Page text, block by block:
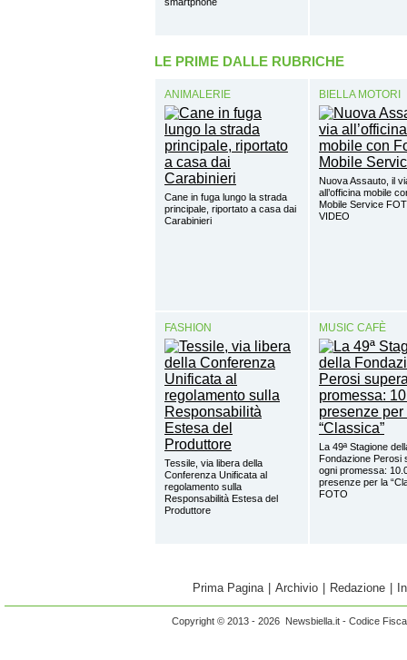
LE PRIME DALLE RUBRICHE
ANIMALERIE
Cane in fuga lungo la strada
principale, riportato a casa dai
Carabinieri
BIELLA MOTORI
Nuova Assauto, il
all’officina mobile
Mobile Service
VIDEO
FASHION
Tessile, via libera della
Conferenza Unificata al
regolamento sulla
Responsabilità Estesa del
Produttore
MUSIC CAFÈ
La 49ª Stagione
Fondazione Perosi
ogni promessa:
presenze per la
FOTO
Prima Pagina Archivio Redazione
Copyright © 2013 - 2026 Newsbiella.it - Codice